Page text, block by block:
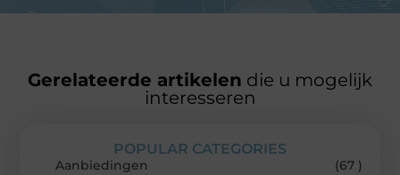
Gerelateerde artikelen die u mogelijk
interesseren
POPULAR CATEGORIES
Aanbiedingen
(67 )